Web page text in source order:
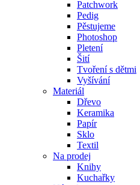
Patchwork
Pedig
Pěstujeme
Photoshop
Pletení
Šití
Tvoření s dětmi
Vyšívání
Materiál
Dřevo
Keramika
Papír
Sklo
Textil
Na prodej
Knihy
Kuchařky